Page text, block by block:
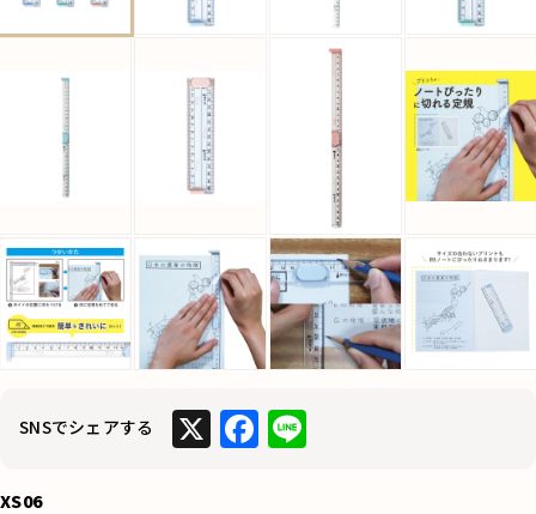
SNSでシェアする X F
a
Li
XS06